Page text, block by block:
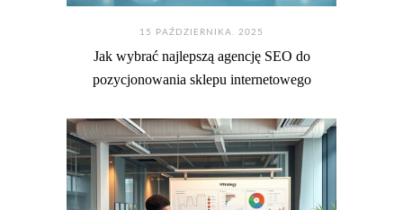
15 PAŹDZIERNIKA. 2025
Jak wybrać najlepszą agencję SEO do
pozycjonowania sklepu internetowego